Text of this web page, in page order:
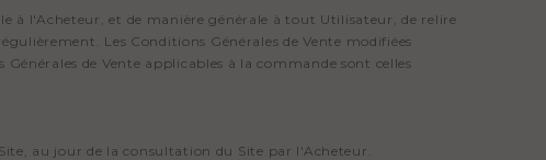
à l'Acheteur, et de manière générale à tout Utilisateur, de relire
Les Conditions Générales de Vente modifiées
de Vente applicables à la commande sont celles
au jour de la consultation du Site par l'Acheteur.